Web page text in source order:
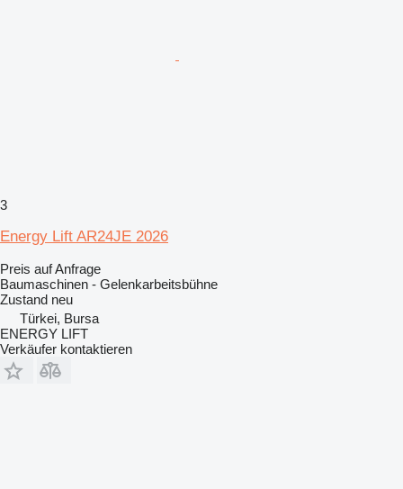
3
Energy Lift AR24JE 2026
Preis auf Anfrage
Baumaschinen - Gelenkarbeitsbühne
Zustand neu
Türkei, Bursa
ENERGY LIFT
Verkäufer kontaktieren